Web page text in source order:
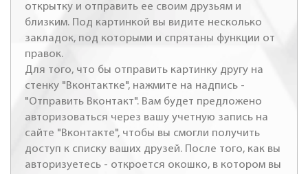
открытку и отправить ее своим друзьям и
близким. Под картинкой вы видите несколько
закладок, под которыми и спрятаны функции от
правок.
Для того, что бы отправить картинку другу на
стенку "Вконтактке", нажмите на надпись -
"Отправить Вконтакт". Вам будет предложено
авторизоваться через вашу учетную запись на
сайте "Вконтакте", чтобы вы смогли получить
доступ к списку ваших друзей. После того, как вы
авторизуетесь - откроется окошко, в котором вы